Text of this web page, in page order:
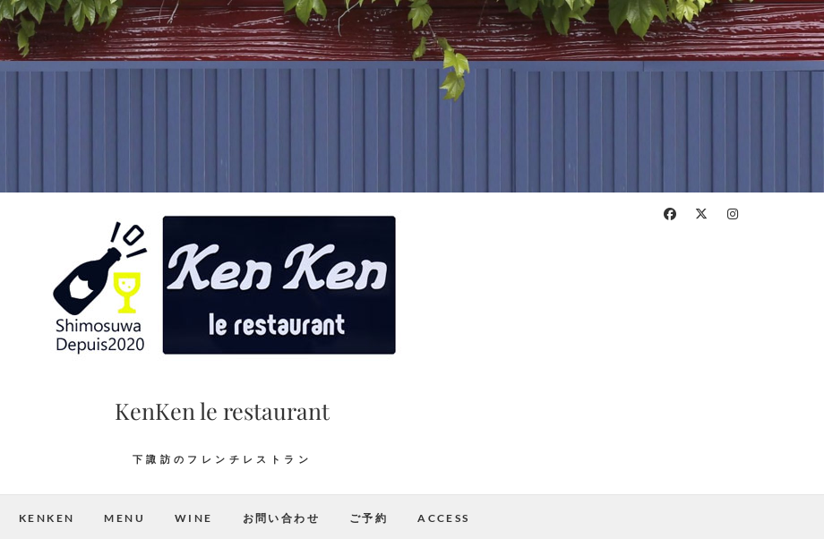
KenKen le restaurant
下諏訪のフレンチレストラン
KENKEN MENU WINE お問い合わせ ご予約 ACCESS